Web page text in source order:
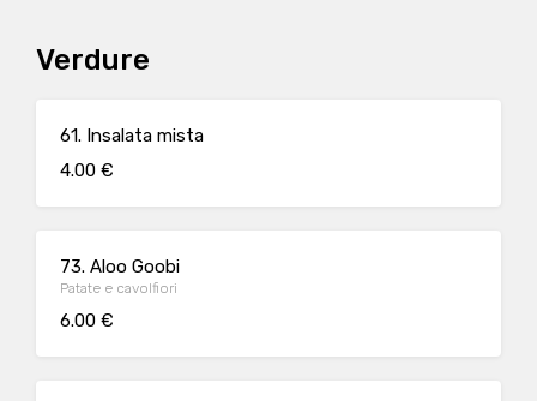
Verdure
61. Insalata mista
4.00 €
73. Aloo Goobi
Patate e cavolfiori
6.00 €